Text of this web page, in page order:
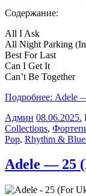
Содержание:
All I Ask
All Night Parking
Best For Last
Can I Get It
Can’t Be Together
Подробнее: Adele
Админ 08.06.2025.
Collections,
Pop, Rhythm &
Adele — 25